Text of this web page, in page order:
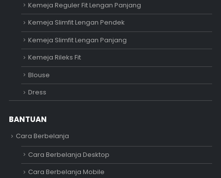
Kemeja Reguler Fit Lengan Panjang
Kemeja Slimfit Lengan Pendek
Kemeja Slimfit Lengan Panjang
Kemeja Rileks Fit
Blouse
Dress
BANTUAN
Cara Berbelanja
Cara Berbelanja Desktop
Cara Berbelanja Mobile